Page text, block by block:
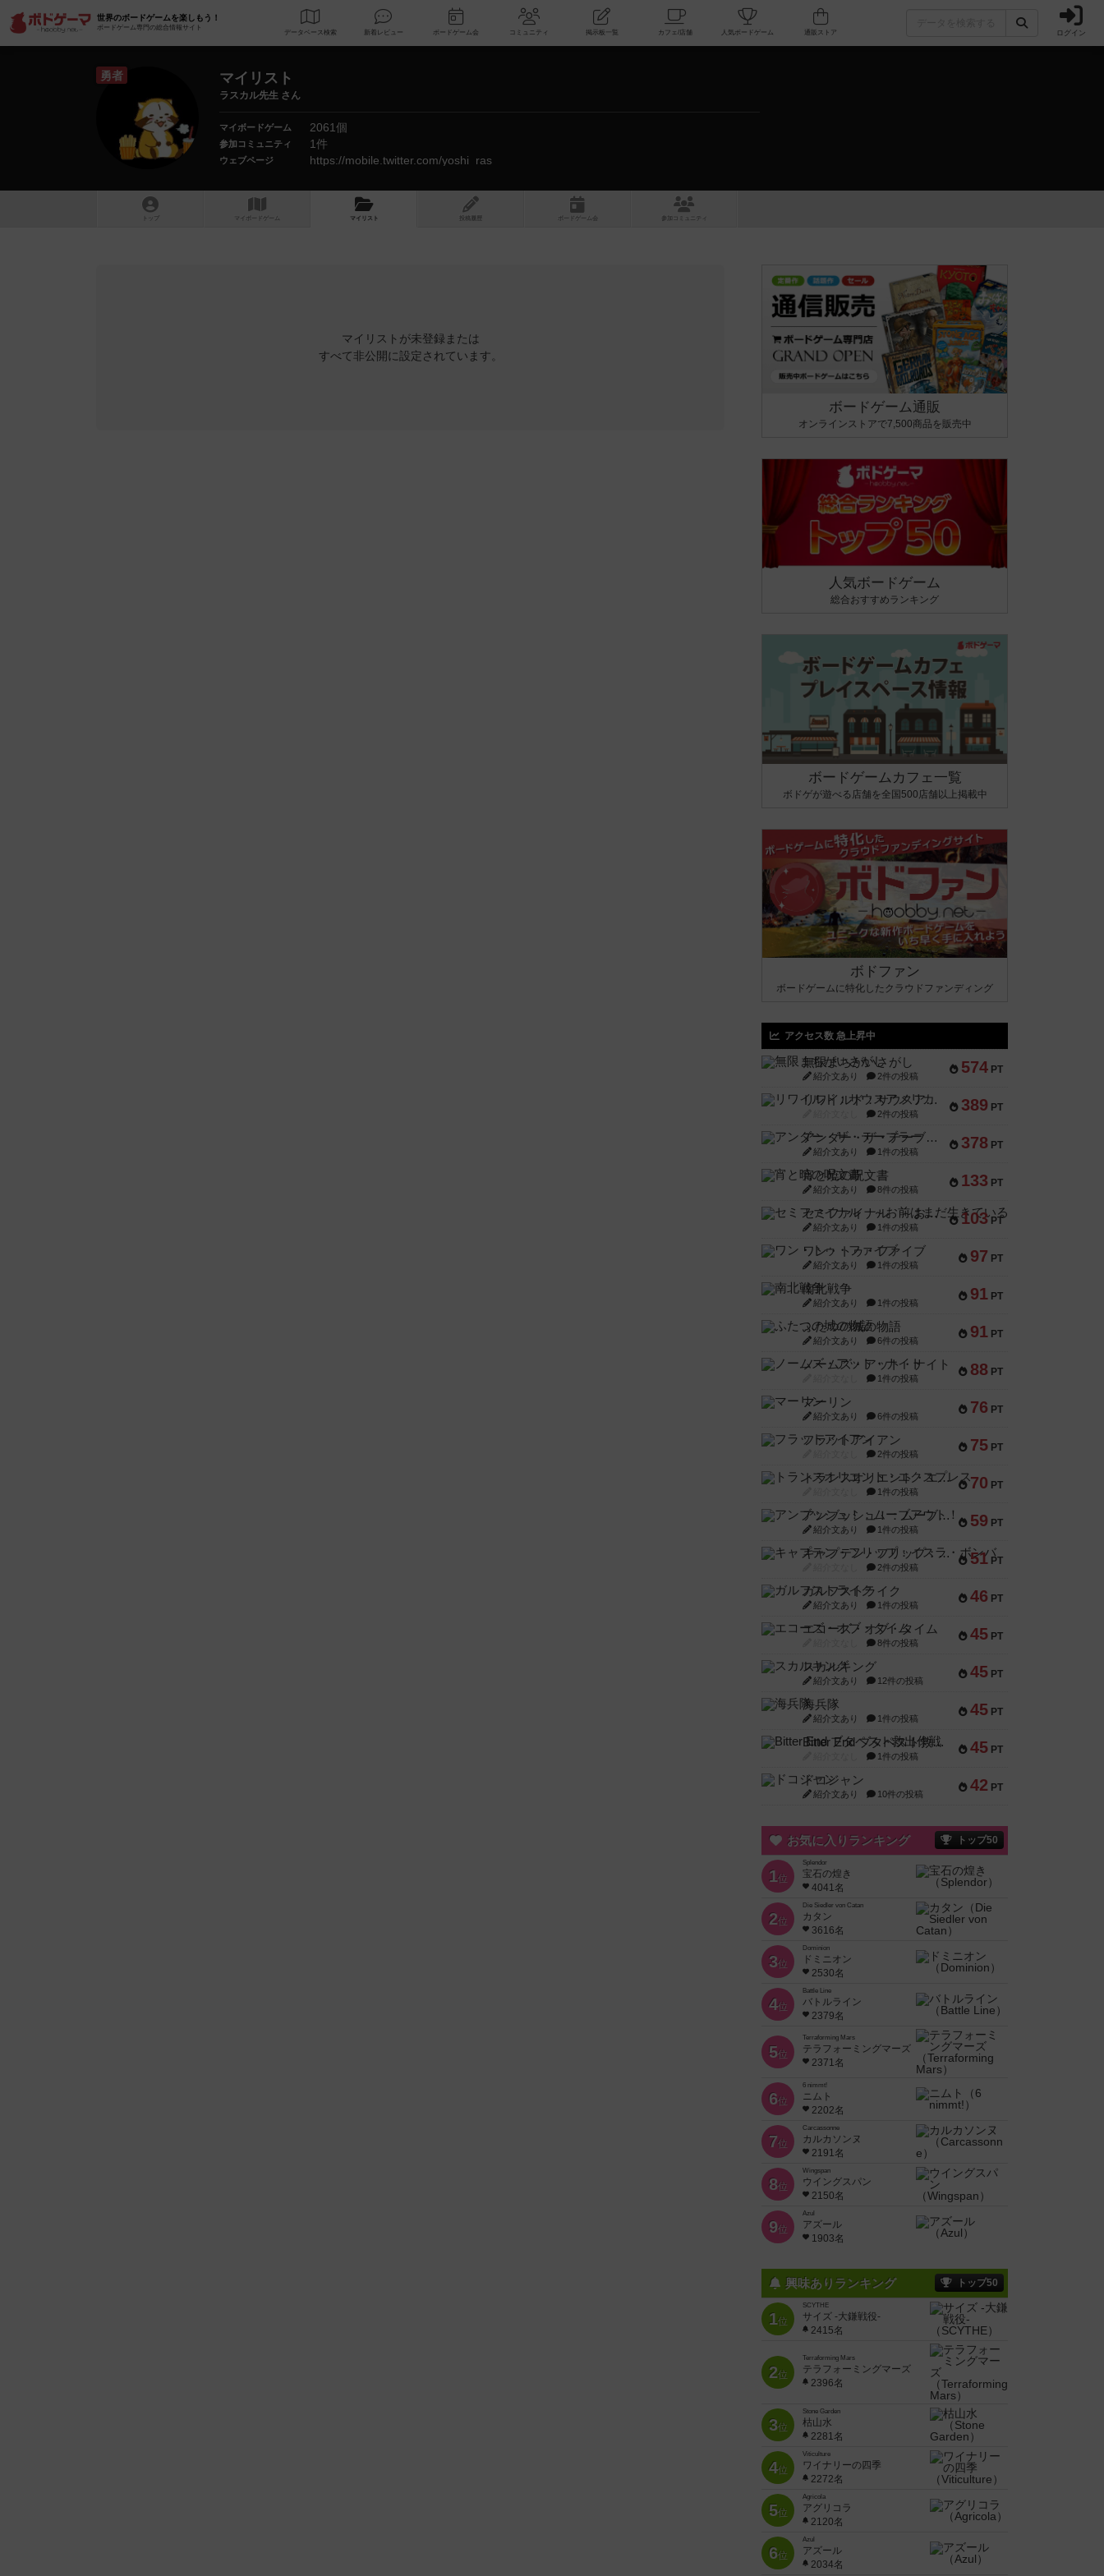
世界のボードゲームを楽しもう！
ボードゲーム専門の総合情報サイト
データベース 検索 新着レビュー ボードゲーム会 コミュニティ 掲示板一覧 カフェ/店舗 人気ボードゲーム ログイン
勇者 マイリスト
ラスカル先生 さん
マイボードゲーム 2061個
参加コミュニティ 1件
ウェブページ https://mobile.twitter.com/yoshi_ras
トップ マイボードゲーム マイリスト 投稿履歴 ボ ドゲ ーム コミュニティ
マイリストが未登録または
すべて非公開に設定されています。
ボードゲーム通販
オンラインストアで7,500商品を販売中
人気ボードゲーム
総合おすすめランキング
ボードゲームカフェ一覧
ボドゲが遊べる店舗を全国500店舗以上掲載中
ボドファン
ボードゲームに特化したクラウドファンディング
アクセス数 急上昇中
574 PT
無限まちがいさがし
紹介文あり 2件の投稿
389 PT
リワイルド：サウスアメリカ
2件の投稿
378 PT
アンダー・ザ・テーブラー
紹介文あり 1件の投稿
133 PT
宵と暁の呪文書
紹介文あり 8件の投稿
103 PT
セミファイナル ～お前はまだ生きている～
紹介文あり 1件の投稿
97 PT
ワン・トゥ・ファイブ
紹介文あり 1件の投稿
91 PT
南北戦争
紹介文あり 1件の投稿
91 PT
ふたつの城の物語
紹介文あり 6件の投稿
88 PT
ノームズ・アット・ナイト
1件の投稿
76 PT
マーリン
紹介文あり 6件の投稿
75 PT
フラットアイアン
2件の投稿
70 PT
トランスオリエント・エクスプレス
1件の投稿
59 PT
アンブッシュ！：ムーブアウト！
紹介文あり 1件の投稿
51 PT
キャプテン・フリップ：イスラ・ボンバ
2件の投稿
46 PT
ガルフストライク
紹介文あり 1件の投稿
45 PT
エコーズ・オブ・タイム
8件の投稿
45 PT
スカルキング
紹介文あり 12件の投稿
45 PT
海兵隊
紹介文あり 1件の投稿
45 PT
Bitter End ブタペスト救出作戦
1件の投稿
42 PT
ドコジャン
紹介文あり 10件の投稿
お気に入りランキング トップ50
1位
Splendor
宝石の煌き
4041名
2位
Die Siedler von Catan
カタン
3616名
3位
Dominion
ドミニオン
2530名
4位
Battle Line
バトルライン
2379名
5位
Terraforming Mars
テラフォーミングマーズ
2371名
6位
6 nimmt!
ニムト
2202名
7位
Carcassonne
カルカソンヌ
2191名
8位
Wingspan
ウイングスパン
2150名
9位
Azul
アズール
1903名
興味ありランキング トップ50
1位
SCYTHE
サイズ -大鎌戦役-
2415名
2位
Terraforming Mars
テラフォーミングマーズ
2396名
3位
Stone Garden
枯山水
2281名
4位
Viticulture
ワイナリーの四季
2272名
5位
Agricola
アグリコラ
2120名
6位
Azul
アズール
2034名